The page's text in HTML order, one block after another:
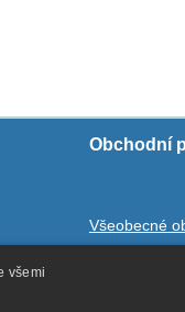
Obchodní
Všeobecné
Odstoupení
všemi